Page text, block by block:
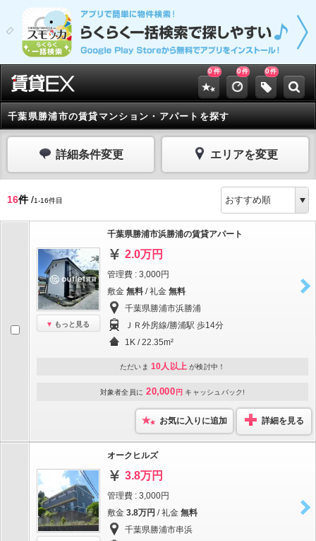
0 件 0件 0件
千葉県勝浦市の賃貸マンション・アパートを探す
詳細条件変更 エリアを変更
16件/1-16件目
もっと見る
千葉県勝浦市浜勝浦の賃貸アパート
2.0万円
管理費 : 3,000円
敷金 無料 / 礼金 無料
千葉県勝浦市浜勝浦
ＪＲ外房線/勝浦駅 歩14分
1K / 22.35m²
ただいま 10人以上 が検討中！
対象者全員に 20,000 円 キャッシュバック!
お気に入りに追加 詳細を見る
オークヒルズ
3.8万円
管理費 : 3,000円
敷金 3.8万円 / 礼金 無料
千葉県勝浦市串浜